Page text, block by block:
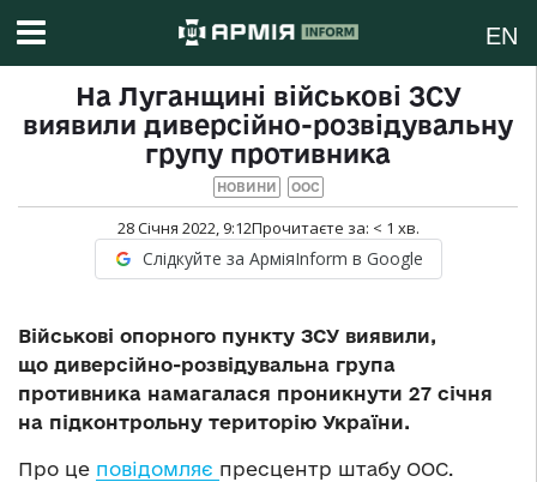
EN
На Луганщині військові ЗСУ
виявили диверсійно-розвідувальну
групу противника
НОВИНИ ООС
28 Січня 2022, 9:12Прочитаєте за: < 1 хв.
Слідкуйте за АрміяInform в Google
Військові опорного пункту ЗСУ виявили,
що диверсійно-розвідувальна група
противника намагалася проникнути 27 січня
на підконтрольну територію України.
Про це повідомляє пресцентр штабу ООС.